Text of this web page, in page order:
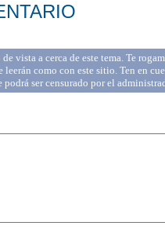
vista a cerca de este tema. Te
como con este sitio. Ten en
ser censurado por el